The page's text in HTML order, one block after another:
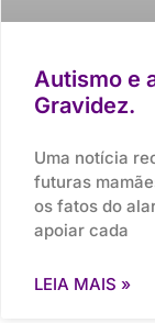
Autismo e
Gravidez.
Uma notícia
futuras
os fatos do
apoiar cada
LEIA MAIS »